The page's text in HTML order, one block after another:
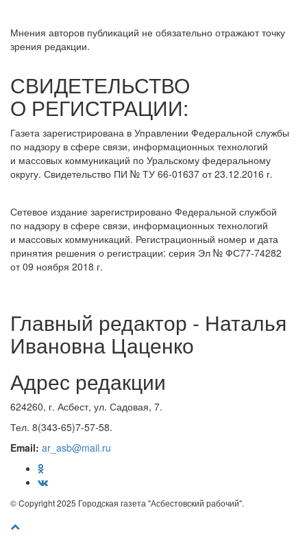
Мнения авторов публикаций не обязательно отражают точку
зрения редакции.
СВИДЕТЕЛЬСТВО
О РЕГИСТРАЦИИ:
Газета зарегистрирована в Управлении Федеральной службы
по надзору в сфере связи, информационных технологий
и массовых коммуникаций по Уральскому федеральному
округу. Свидетельство ПИ № ТУ 66-01637 от 23.12.2016 г.
Сетевое издание зарегистрировано Федеральной службой
по надзору в сфере связи, информационных технологий
и массовых коммуникаций. Регистрационный номер и дата
принятия решения о регистрации: серия Эл № ФС77-74282
от 09 ноября 2018 г.
Главный редактор - Наталья
Ивановна Цаценко
Адрес редакции
624260, г. Асбест, ул. Садовая, 7.
Тел. 8(343-65)7-57-58.
Email: ar_asb@mail.ru
© Copyright 2025 Городская газета "Асбестовский рабочий".